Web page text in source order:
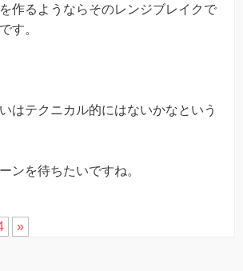
作るようならそのレンジブレイクで
す。
はテクニカル的にはないかなという
ンを待ちたいですね。
»